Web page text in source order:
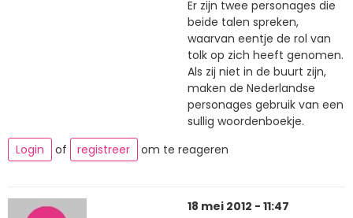
Er zijn twee personages die
beide talen spreken,
waarvan eentje de rol van
tolk op zich heeft genomen.
Als zij niet in de buurt zijn,
maken de Nederlandse
personages gebruik van een
sullig woordenboekje.
Login
of registreer om te reageren
18 mei 2012 - 11:47